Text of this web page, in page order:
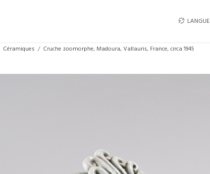
LANGUE
Céramiques Cruche zoomorphe, Madoura, Vallauris, France, circa 1945